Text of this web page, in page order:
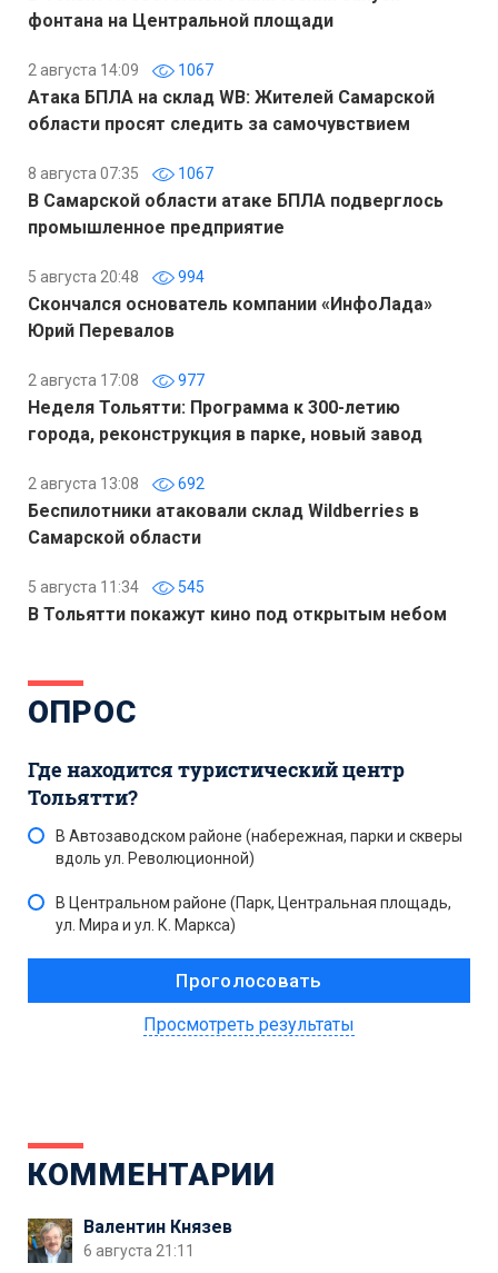
фонтана на Центральной площади
2 августа 14:09 1067
Атака БПЛА на склад WB: Жителей Самарской
области просят следить за самочувствием
8 августа 07:35 1067
В Самарской области атаке БПЛА подверглось
промышленное предприятие
5 августа 20:48 994
Скончался основатель компании «ИнфоЛада»
Юрий Перевалов
2 августа 17:08 977
Неделя Тольятти: Программа к 300-летию
города, реконструкция в парке, новый завод
2 августа 13:08 692
Беспилотники атаковали склад Wildberries в
Самарской области
5 августа 11:34 545
В Тольятти покажут кино под открытым небом
ОПРОС
Где находится туристический центр
Тольятти?
В Автозаводском районе (набережная, парки и скверы
вдоль ул. Революционной)
В Центральном районе (Парк, Центральная площадь,
ул. Мира и ул. К. Маркса)
Просмотреть результаты
КОММЕНТАРИИ
Валентин Князев
6 августа 21:11